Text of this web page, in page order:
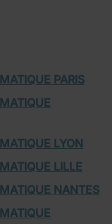
PARIS
LYON
LILLE
NANTES